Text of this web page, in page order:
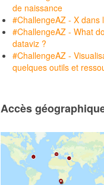
de naissance
#ChallengeAZ - X dans
#ChallengeAZ - What
dataviz ?
#ChallengeAZ -
quelques outils et
Accès